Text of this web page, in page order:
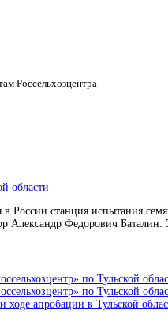
Россельхозцентра
в России станция испытания
Александр Федорович
по Тульской
по Тульской
ходе апробации в Тульской